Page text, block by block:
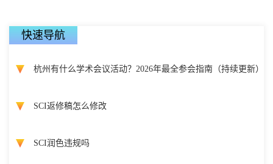
快速导航
杭州有什么学术会议活动？2026年最全参会指南（持续更新）
SCI返修稿怎么修改
SCI润色违规吗